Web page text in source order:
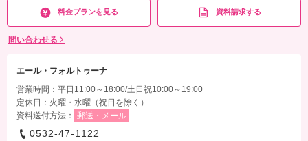
料金プランを見る 資料請求する
問い合わせる
エール・フォルトゥーナ
営業時間：平日11:00～18:00/土日祝10:00～19:00
定休日：火曜・水曜（祝日を除く）
資料送付方法：
郵送・メール
0532-47-1122